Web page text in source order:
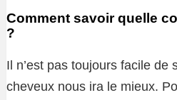
Comment savoir quelle
?
Il n’est pas toujours facile de
cheveux nous ira le mieux.